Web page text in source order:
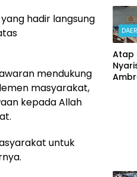
hadir langsung
mendukung
masyarakat,
kepada Allah
untuk
Atap